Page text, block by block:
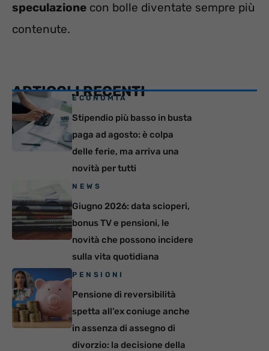
speculazione con bolle diventate sempre più
contenute.
ARTICOLI RECENTI
ECONOMIA
Stipendio più basso in busta
paga ad agosto: è colpa
delle ferie, ma arriva una
novità per tutti
NEWS
Giugno 2026: data scioperi,
bonus TV e pensioni, le
novità che possono incidere
sulla vita quotidiana
PENSIONI
Pensione di reversibilità
spetta all’ex coniuge anche
in assenza di assegno di
divorzio: la decisione della